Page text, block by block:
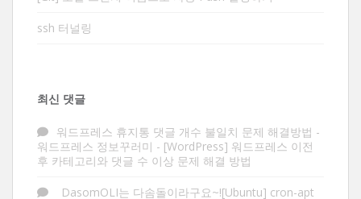
ssh 터널링
최신 댓글
워드프레스 휴지통 댓글 개수 불일치 문제 해결방법 -
워드프레스 정보꾸러미 - [WordPress] 워드프레스 이전
후 카테고리와 댓글 수 이상 문제 해결 방법
DasomOLI는 다솜돌이라구요~![Ubuntu] cron-apt